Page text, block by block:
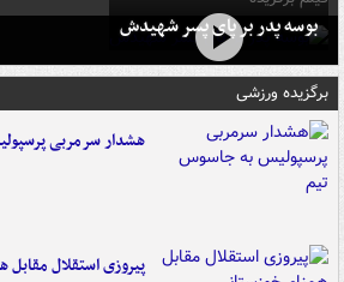
بوسه‌ پدر بر پای پسر شهیدش
برگزیده ورزشی
هشدار سرمربی
پیروزی استقلال مقابل